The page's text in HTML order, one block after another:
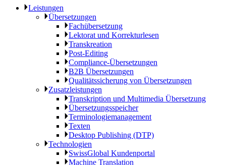
Leistungen
Übersetzungen
Fachübersetzung
Lektorat und Korrekturlesen
Transkreation
Post-Editing
Compliance-Übersetzungen
B2B Übersetzungen
Qualitätssicherung von Übersetzungen
Zusatzleistungen
Transkription und Multimedia Übersetzung
Übersetzungsspeicher
Terminologiemanagement
Texten
Desktop Publishing (DTP)
Technologien
SwissGlobal Kundenportal
Machine Translation